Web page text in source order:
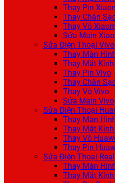
Thay Pin
Thay Chân
Thay Vỏ
Sửa Main
Sửa Điện Thoại Vivo
Thay Màn
Thay Mặt
Thay Pin Vivo
Thay Chân
Thay Vỏ Vivo
Sửa Main Vivo
Sửa Điện Thoại
Thay Màn
Thay Mặt
Thay Vỏ
Thay Pin
Sửa Điện Thoại
Thay Màn
Thay Mặt